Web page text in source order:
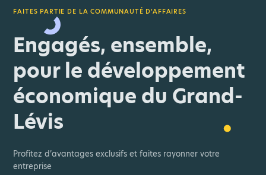
FAITES PARTIE DE LA COMMUNAUTÉ D’AFFAIRES
Engagés, ensemble,
pour le développement
économique du Grand-
Lévis
Profitez d’avantages exclusifs et faites rayonner votre
entreprise